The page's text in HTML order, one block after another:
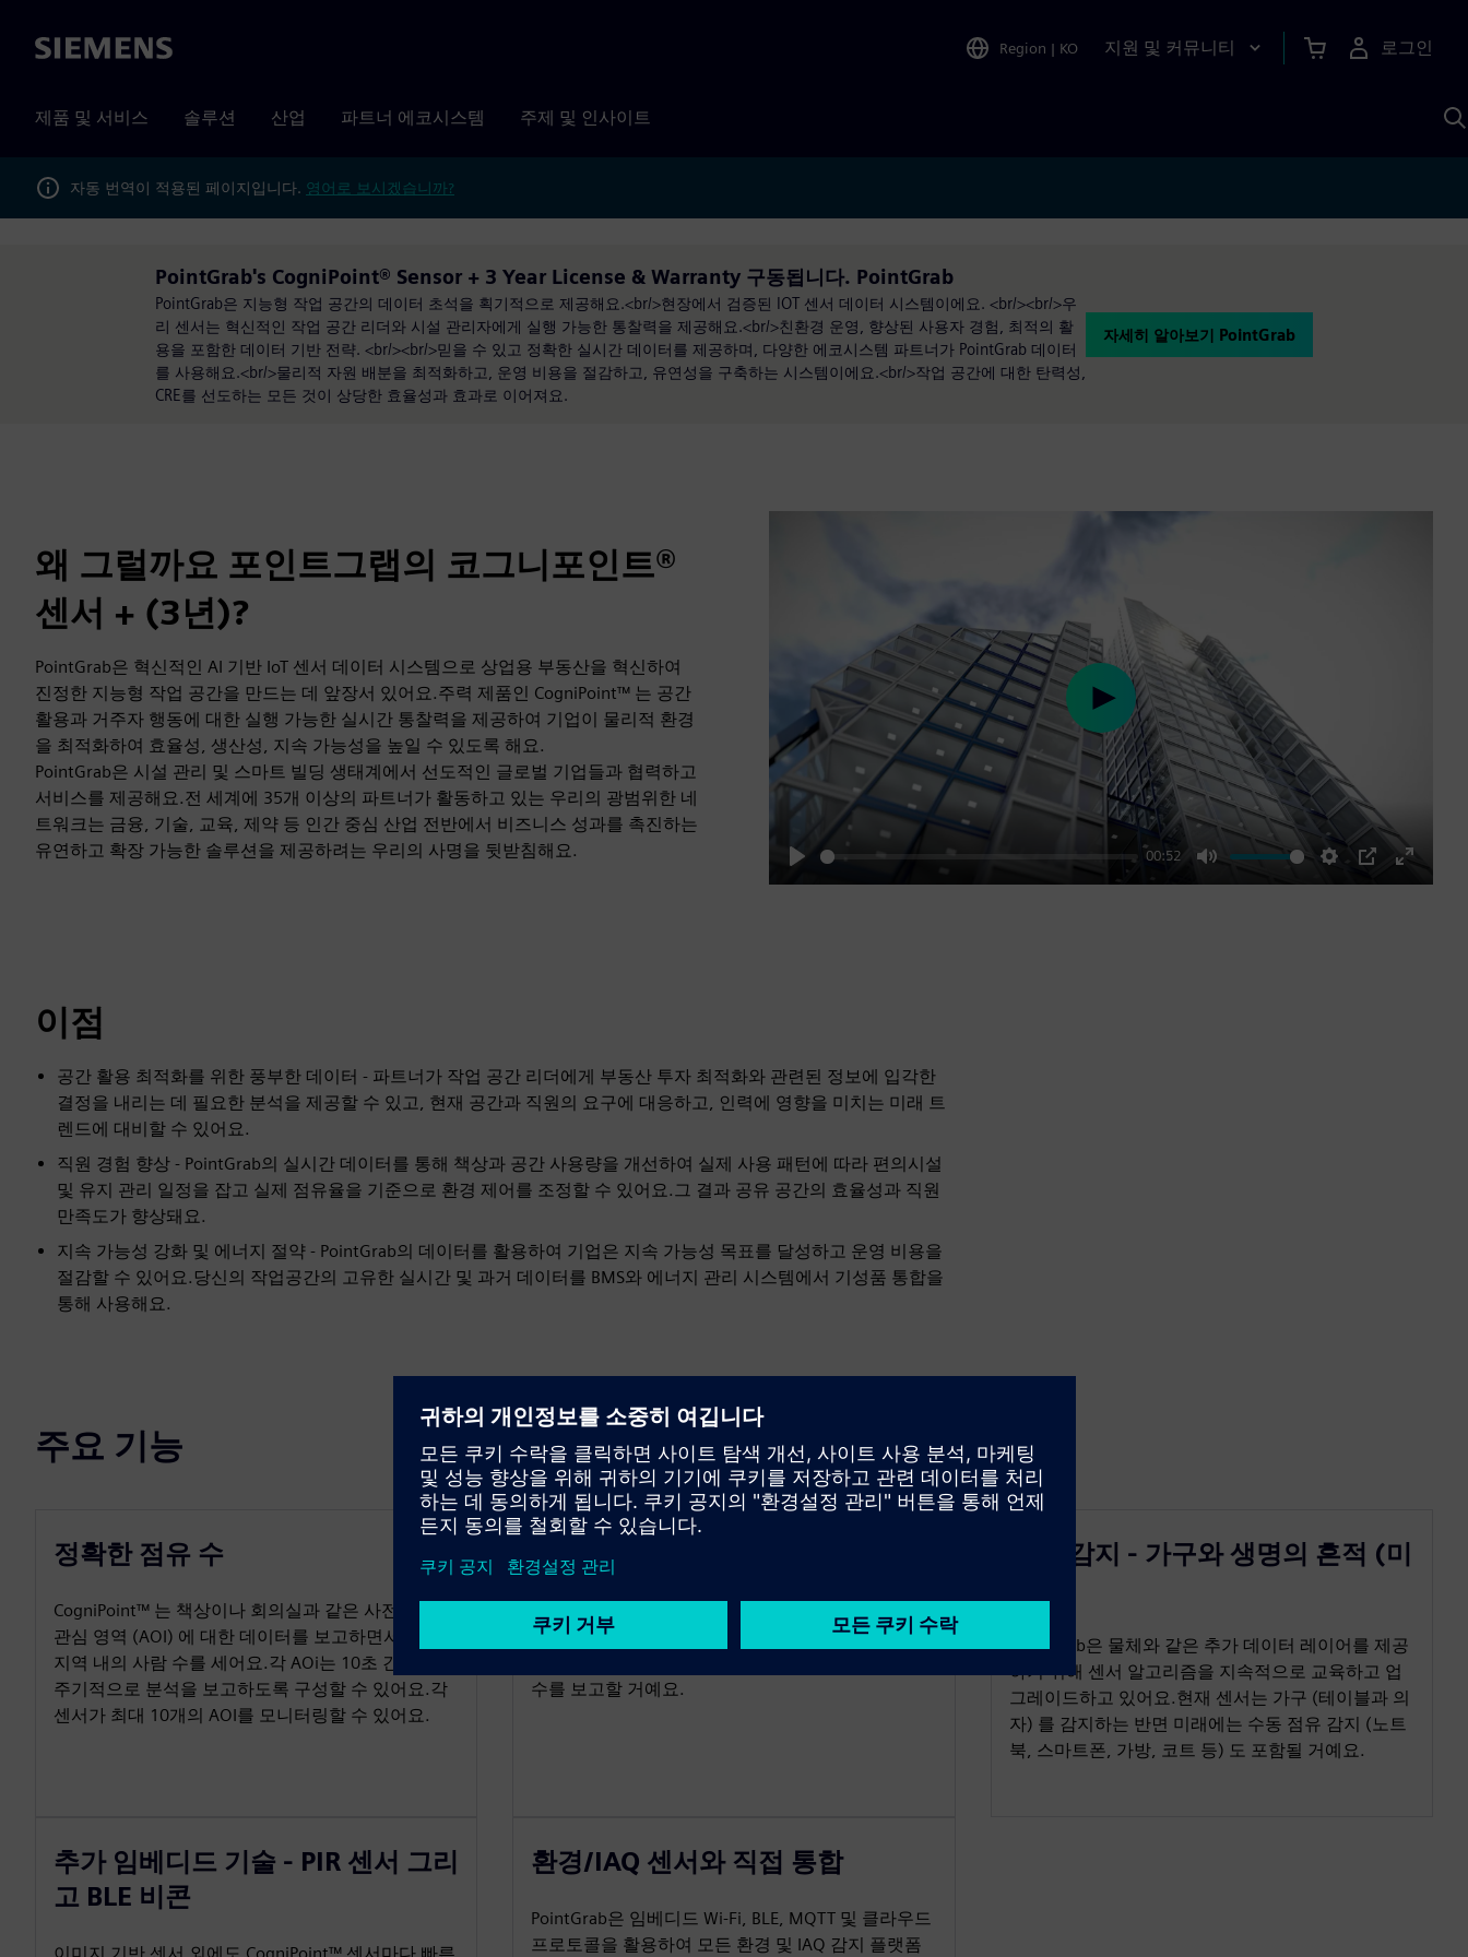
Siemens Region | KO 지원 및 커뮤니티 로그인
제품 및 서비스 솔루션 산업 파트너 에코시스템 주제 및 인사이트
자동 번역이 적용된 페이지입니다. 영어로 보시겠습니까?
PointGrab's CogniPoint® Sensor + 3 Year License & Warranty 구동됩니다. PointGrab
PointGrab은 지능형 작업 공간의 데이터 초석을 획기적으로 제공해요.<br/>현장에서 검증된 IOT 센서 데이터 시스템이에요. <br/><br/>우
리 센서는 혁신적인 작업 공간 리더와 시설 관리자에게 실행 가능한 통찰력을 제공해요.<br/>친환경 운영, 향상된 사용자 경험, 최적의 활
용을 포함한 데이터 기반 전략. <br/><br/>믿을 수 있고 정확한 실시간 데이터를 제공하며, 다양한 에코시스템 파트너가 PointGrab 데이터
를 사용해요.<br/>물리적 자원 배분을 최적화하고, 운영 비용을 절감하고, 유연성을 구축하는 시스템이에요.<br/>작업 공간에 대한 탄력성,
CRE를 선도하는 모든 것이 상당한 효율성과 효과로 이어져요.
자세히 알아보기 PointGrab
왜 그럴까요 포인트그랩의 코그니포인트®
센서 + (3년)?
PointGrab은 혁신적인 AI 기반 IoT 센서 데이터 시스템으로 상업용 부동산을 혁신하여
진정한 지능형 작업 공간을 만드는 데 앞장서 있어요.주력 제품인 CogniPoint™ 는 공간
활용과 거주자 행동에 대한 실행 가능한 실시간 통찰력을 제공하여 기업이 물리적 환경
을 최적화하여 효율성, 생산성, 지속 가능성을 높일 수 있도록 해요.
PointGrab은 시설 관리 및 스마트 빌딩 생태계에서 선도적인 글로벌 기업들과 협력하고
서비스를 제공해요.전 세계에 35개 이상의 파트너가 활동하고 있는 우리의 광범위한 네
트워크는 금융, 기술, 교육, 제약 등 인간 중심 산업 전반에서 비즈니스 성과를 촉진하는
유연하고 확장 가능한 솔루션을 제공하려는 우리의 사명을 뒷받침해요.
Play
00:52
Mute Settings
PIP
Enter
Play
이점
공간 활용 최적화를 위한 풍부한 데이터 - 파트너가 작업 공간 리더에게 부동산 투자 최적화와 관련된 정보에 입각한
결정을 내리는 데 필요한 분석을 제공할 수 있고, 현재 공간과 직원의 요구에 대응하고, 인력에 영향을 미치는 미래 트
렌드에 대비할 수 있어요.
직원 경험 향상 - PointGrab의 실시간 데이터를 통해 책상과 공간 사용량을 개선하여 실제 사용 패턴에 따라 편의시설
및 유지 관리 일정을 잡고 실제 점유율을 기준으로 환경 제어를 조정할 수 있어요.그 결과 공유 공간의 효율성과 직원
만족도가 향상돼요.
지속 가능성 강화 및 에너지 절약 - PointGrab의 데이터를 활용하여 기업은 지속 가능성 목표를 달성하고 운영 비용을
절감할 수 있어요.당신의 작업공간의 고유한 실시간 및 과거 데이터를 BMS와 에너지 관리 시스템에서 기성품 통합을
통해 사용해요.
주요 기능
정확한 점유 수
CogniPoint™ 는 책상이나 회의실과 같은 사전 정의된
관심 영역 (AOI) 에 대한 데이터를 보고하면서 서비스
지역 내의 사람 수를 세어요.각 AOi는 10초 간격으로
주기적으로 분석을 보고하도록 구성할 수 있어요.각
센서가 최대 10개의 AOI를 모니터링할 수 있어요.
트래픽 라인 - 양방향 교통 흐름
CogniPoint™ 센서는 특정 가상 라인 위의 양방향 움
직임을 감지하고 계산하도록 구성할 수 있어요.특정
수를 보고할 거예요.
물체 감지 - 가구와 생명의 흔적 (미
PointGrab은 물체와 같은 추가 데이터 레이어를 제공
하기 위해 센서 알고리즘을 지속적으로 교육하고 업
그레이드하고 있어요.현재 센서는 가구 (테이블과 의
자) 를 감지하는 반면 미래에는 수동 점유 감지 (노트
북, 스마트폰, 가방, 코트 등) 도 포함될 거예요.
추가 임베디드 기술 - PIR 센서 그리
고 BLE 비콘
환경/IAQ 센서와 직접 통합
PointGrab은 임베디드 Wi-Fi, BLE, MQTT 및 클라우드
프로토콜을 활용하여 모든 환경 및 IAQ 감지 플랫폼